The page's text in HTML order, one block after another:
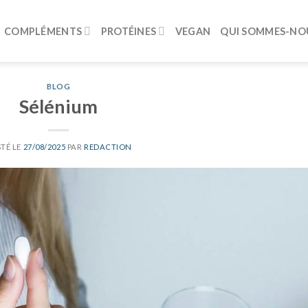
COMPLÉMENTS PROTÉINES VEGAN QUI SOMMES-
BLOG
Sélénium
LE 27/08/2025 PAR REDACTION